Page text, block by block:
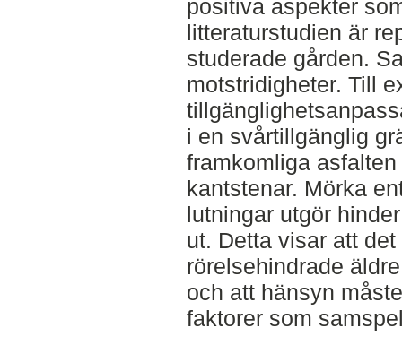
positiva aspekter
litteraturstudien är
studerade gården.
motstridigheter. Till
i en svårtillgänglig
framkomliga
kantstenar. Mörka
lutningar utgör
ut. Detta visar att
rörelsehindrade
och att hänsyn
faktorer som